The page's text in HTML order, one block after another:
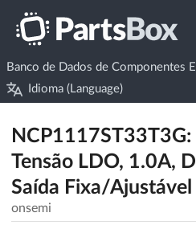
Banco de Dados de Componentes
Idioma (Language)
NCP1117ST33T3G:
Tensão LDO, 1.0A,
Saída Fixa/Ajustável
onsemi